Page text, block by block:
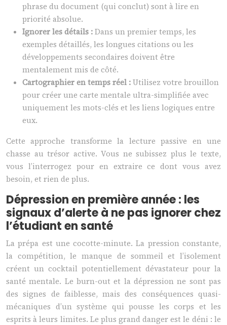
phrase du document (qui conclut) sont à lire en
priorité absolue.
Ignorer les détails :Dans un premier temps, les
exemples détaillés, les longues citations ou les
développements secondaires doivent être
mentalement mis de côté.
Cartographier en temps réel :Utilisez votre brouillon
pour créer une carte mentale ultra-simplifiée avec
uniquement les mots-clés et les liens logiques entre
eux.
Cette approche transforme la lecture passive en une
chasse au trésor active. Vous ne subissez plus le texte,
vous l’interrogez pour en extraire ce dont vous avez
besoin, et rien de plus.
Dépression en première année : les
signaux d’alerte à ne pas ignorer chez
l’étudiant en santé
La prépa est une cocotte-minute. La pression constante,
la compétition, le manque de sommeil et l’isolement
créent un cocktail potentiellement dévastateur pour la
santé mentale. Le burn-out et la dépression ne sont pas
des signes de faiblesse, mais des conséquences quasi-
mécaniques d’un système qui pousse les corps et les
esprits à leurs limites. Le plus grand danger est le déni : le